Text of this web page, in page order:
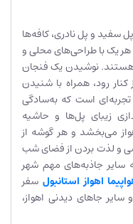
سفید و پل نادری، کافه‌ها
یک با طراحی‌های محلی و
هستند. نوشیدن یک فنجان
کنار رود، همراه با شنیدن
است که به‌سادگی
زیبای پل‌ها و حاشیه
می‌بخشد و هر گوشه از
و لذت بردن از فضای شب
سایر جاذبه‌های مهم شهر
اهواز استانبول سفر
جاهای دیدنی اهواز،